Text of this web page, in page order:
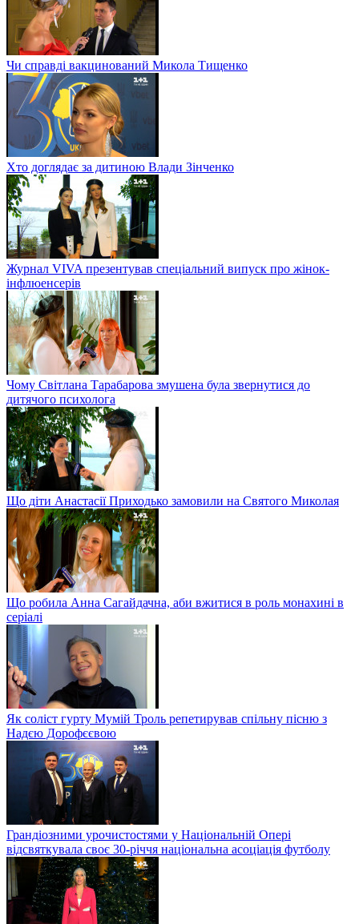
Чи справді вакцинований Микола Тищенко
Хто доглядає за дитиною Влади Зінченко
Журнал VIVA презентував спеціальний випуск про жінок-
інфлюенсерів
Чому Світлана Тарабарова змушена була звернутися до
дитячого психолога
Що діти Анастасії Приходько замовили на Святого Миколая
Що робила Анна Сагайдачна, аби вжитися в роль монахині в
серіалі
Як соліст гурту Мумій Троль репетирував спільну пісню з
Надєю Дорофєєвою
Грандіозними урочистостями у Національній Опері
відсвяткувала своє 30-річчя національна асоціація футболу